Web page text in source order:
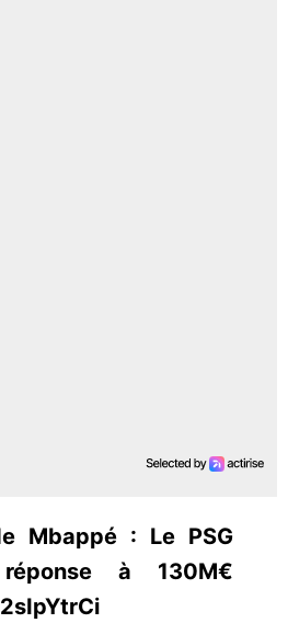
Mbappé : Le PSG
à 130M€